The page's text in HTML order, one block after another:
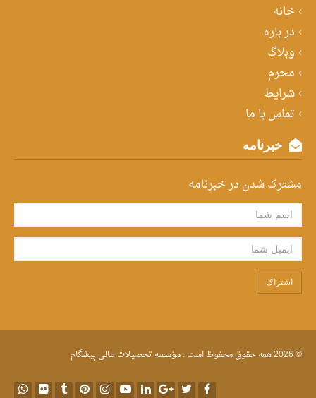
خانه
در باره
وبلاگ
محرم
شرایط
تماس با ما
خبرنامه
مشترک شدن در خبرنامه
اشتراک
© 2026 همه حقوق محفوظ است . مؤسسه تحصیلات عالی پیشگام